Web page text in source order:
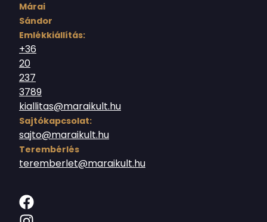
Márai
Sándor
Emlékkiállítás:
+36
20
237
3789
kiallitas@maraikult.hu
Sajtókapcsolat:
sajto@maraikult.hu
Terembérlés
teremberlet@maraikult.hu